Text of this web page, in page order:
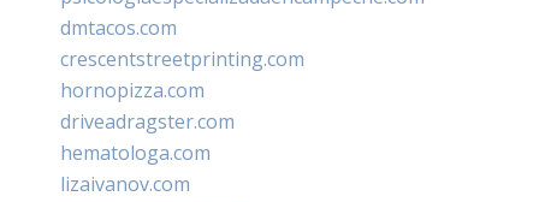
dmtacos.com
crescentstreetprinting.com
hornopizza.com
driveadragster.com
hematologa.com
lizaivanov.com